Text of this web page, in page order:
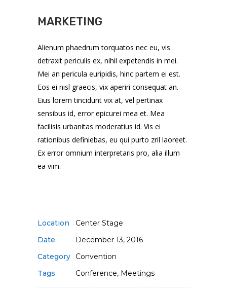
MARKETING
Alienum phaedrum torquatos nec eu, vis
detraxit periculis ex, nihil expetendis in mei.
Mei an pericula euripidis, hinc partem ei est.
Eos ei nisl graecis, vix aperiri consequat an.
Eius lorem tincidunt vix at, vel pertinax
sensibus id, error epicurei mea et. Mea
facilisis urbanitas moderatius id. Vis ei
rationibus definiebas, eu qui purto zril laoreet.
Ex error omnium interpretaris pro, alia illum
ea vim.
Location
Center Stage
Date
December 13, 2016
Category
Convention
Tags
Conference, Meetings